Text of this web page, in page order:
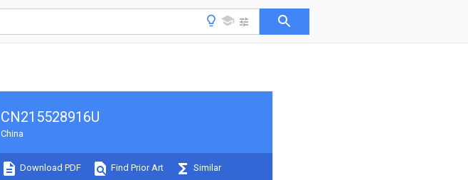
CN215528916U
China
Download PDF Find Prior Art Similar